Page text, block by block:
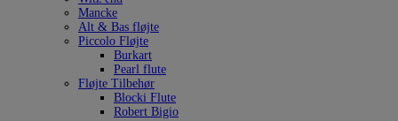
Mancke
Alt & Bas fløjte
Piccolo Fløjte
Burkart
Pearl flute
Fløjte Tilbehør
Blocki Flute
Robert Bigio